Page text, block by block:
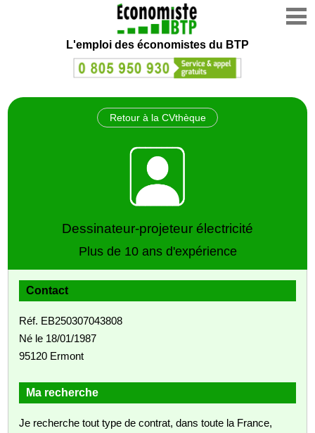
L'emploi des économistes du BTP
Retour à la CVthèque
Dessinateur‑projeteur électricité
Plus de 10 ans d'expérience
Contact
Réf. EB250307043808
Né le 18/01/1987
95120 Ermont
Ma recherche
Je recherche tout type de contrat, dans toute la France,